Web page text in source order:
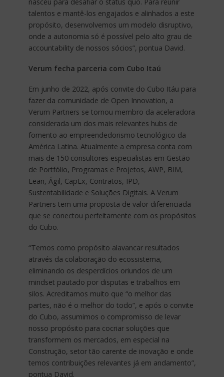
nasceu para desafiar o status quo. Para reunir
talentos e mantê-los engajados e alinhados a este
propósito, desenvolvemos um modelo disruptivo,
onde a autonomia só é possível pelo alto grau de
accountability de nossos sócios”, pontua David.
Verum fecha parceria com Cubo Itaú
Em junho de 2022, após convite do Cubo Itáu para
fazer da comunidade de Open Innovation, a
Verum Partners se tornou membro da aceleradora
considerada um dos mais relevantes hubs de
fomento ao empreendedorismo tecnológico da
América Latina. Atualmente a empresa conta com
mais de 150 consultores especialistas em Gestão
de Portfólio, Programas e Projetos, AWP, BIM,
Lean, Ágil, CapEx, Contratos, IPD,
Sustentabilidade e Soluções Digitais. A Verum
Partners tem uma proposta de valor diferenciada
que se conectou perfeitamente com os propósitos
do Cubo.
“Temos como propósito alavancar resultados
através da colaboração do ecossistema,
eliminando os desperdícios oriundos de um
mindset pautado por disputas e trabalhos em
silos. Acreditamos muito que “o melhor das
partes, não é o melhor do todo”, e após o convite
do Cubo, assumimos o compromisso de levar
nosso propósito para cocriar soluções que
transformem os mercados, em especial na
Construção, setor tão carente de inovação e onde
temos contribuições relevantes já em andamento”,
pontua David.